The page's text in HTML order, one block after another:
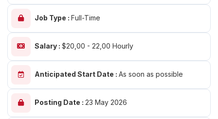
Job Type : Full-Time
Salary : $20,00 - 22,00 Hourly
Anticipated Start Date : As soon as possible
Posting Date : 23 May 2026